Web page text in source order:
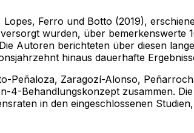
Ferro und Botto (2019),
wurden, über bemerkenswerte
Autoren berichteten über diesen
hinaus dauerhafte
Peñaloza, Zaragozí-Alonso,
4-Behandlungskonzept zusammen.
in den eingeschlossenen